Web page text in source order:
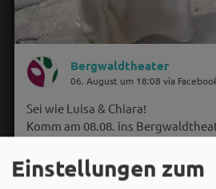
Bergwaldtheater
06. August um 18:08 via
Sei wie Luisa & Chiara!
Komm am 08.08. ins
Gute Musik, beste Stimmung und
Einstellungen zum